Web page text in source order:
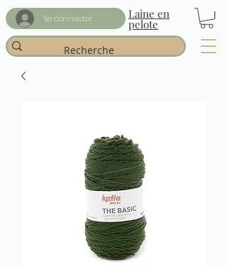
Se connecter Laine en
pelote